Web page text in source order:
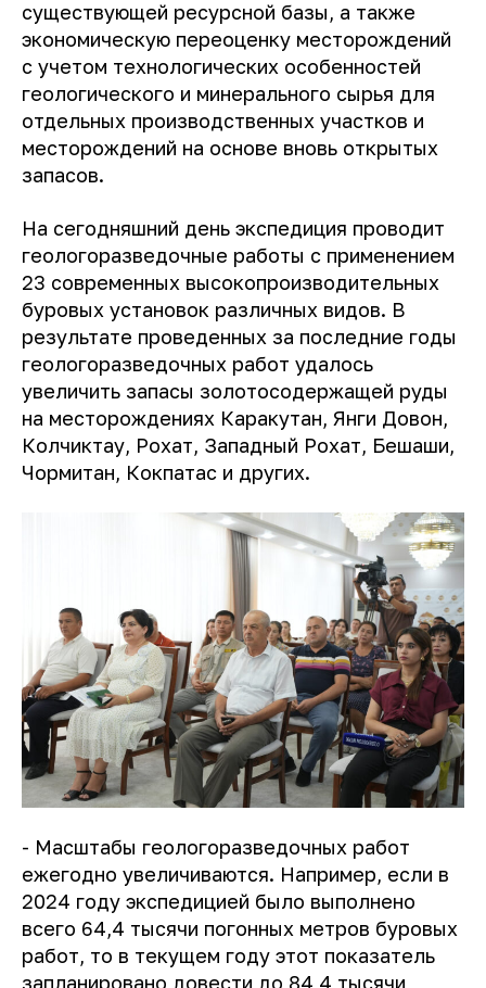
существующей ресурсной базы, а также
экономическую переоценку месторождений
с учетом технологических особенностей
геологического и минерального сырья для
отдельных производственных участков и
месторождений на основе вновь открытых
запасов.
На сегодняшний день экспедиция проводит
геологоразведочные работы с применением
23 современных высокопроизводительных
буровых установок различных видов. В
результате проведенных за последние годы
геологоразведочных работ удалось
увеличить запасы золотосодержащей руды
на месторождениях Каракутан, Янги Довон,
Колчиктау, Рохат, Западный Рохат, Бешаши,
Чормитан, Кокпатас и других.
- Масштабы геологоразведочных работ
ежегодно увеличиваются. Например, если в
2024 году экспедицией было выполнено
всего 64,4 тысячи погонных метров буровых
работ, то в текущем году этот показатель
запланировано довести до 84,4 тысячи